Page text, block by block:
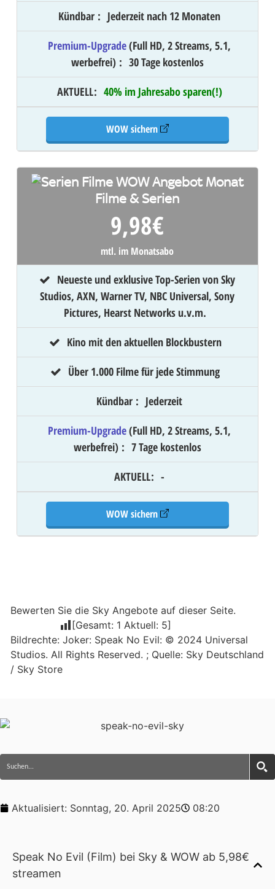
Kündbar : Jederzeit nach 12 Monaten
Premium-Upgrade(Full HD, 2 Streams, 5.1,
werbefrei) : 30 Tage kostenlos
AKTUELL: 40% im Jahresabo sparen(!)
WOW sichern
Filme & Serien
9,98€
mtl. im Monatsabo
Neueste und exklusive Top-Serien von Sky
Studios, AXN, Warner TV, NBC Universal, Sony
Pictures, Hearst Networks u.v.m.
Kino mit den aktuellen Blockbustern
Über 1.000 Filme für jede Stimmung
Kündbar : Jederzeit
Premium-Upgrade(Full HD, 2 Streams, 5.1,
werbefrei) : 7 Tage kostenlos
AKTUELL: -
WOW sichern
Bewerten Sie die Sky Angebote auf dieser Seite.
[Gesamt: 1 Aktuell: 5]
Bildrechte: Joker: Speak No Evil: © 2024 Universal
Studios. All Rights Reserved. ; Quelle: Sky Deutschland
/ Sky Store
Aktualisiert: Sonntag, 20. April 2025 08:20
Speak No Evil (Film) bei Sky & WOW ab 5,98€
streamen